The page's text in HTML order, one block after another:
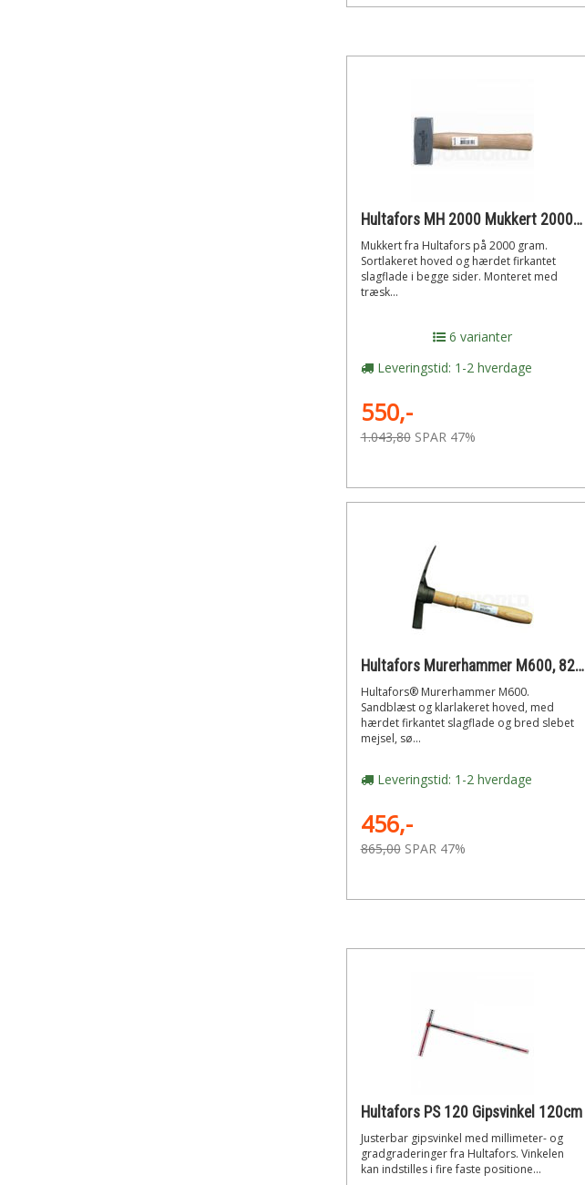
Hultafors MH 2000 Mukkert 2000 gr.
Mukkert fra Hultafors på 2000 gram.
Sortlakeret hoved og hærdet firkantet
slagflade i begge sider. Monteret med
træsk...
6 varianter
Leveringstid: 1-2 hverdage
550,-
1.043,80 SPAR 47%
Hultafors Murerhammer M600, 820g
Hultafors® Murerhammer M600.
Sandblæst og klarlakeret hoved, med
hærdet firkantet slagflade og bred slebet
mejsel, sø...
Leveringstid: 1-2 hverdage
456,-
865,00 SPAR 47%
Hultafors PS 120 Gipsvinkel 120cm
Justerbar gipsvinkel med millimeter- og
gradgraderinger fra Hultafors. Vinkelen
kan indstilles i fire faste positione...